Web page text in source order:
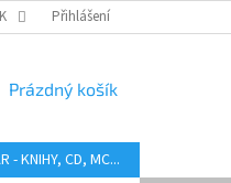
LP AUDIOKAZETY ANEB
Přihlášení
NÁKUPNÍ
Prázdný košík
- KNIHY, CD, MC...